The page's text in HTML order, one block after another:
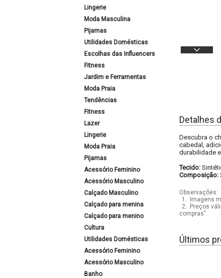
Lingerie
Moda Masculina
Pijamas
Utilidades Domésticas
Escolhas das Influencers
Fitness
Jardim e Ferramentas
Moda Praia
Tendências
Fitness
Lazer
Lingerie
Moda Praia
Pijamas
Acessório Feminino
Acessório Masculino
Calçado Masculino
Calçado para menina
Calçado para menino
Cultura
Utilidades Domésticas
Acessório Feminino
Acessório Masculino
Banho
Detalhes
Descubra o
cabedal,
durabilidade
Tecido:
Composição:
Observações:
1.
Imagens
2.
Preços
compras".
Últimos